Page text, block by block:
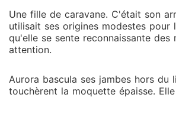
Une fille de caravane. C'était son
utilisait ses origines modestes pour
qu'elle se sente reconnaissante des
attention.
Aurora bascula ses jambes hors du
touchèrent la moquette épaisse.